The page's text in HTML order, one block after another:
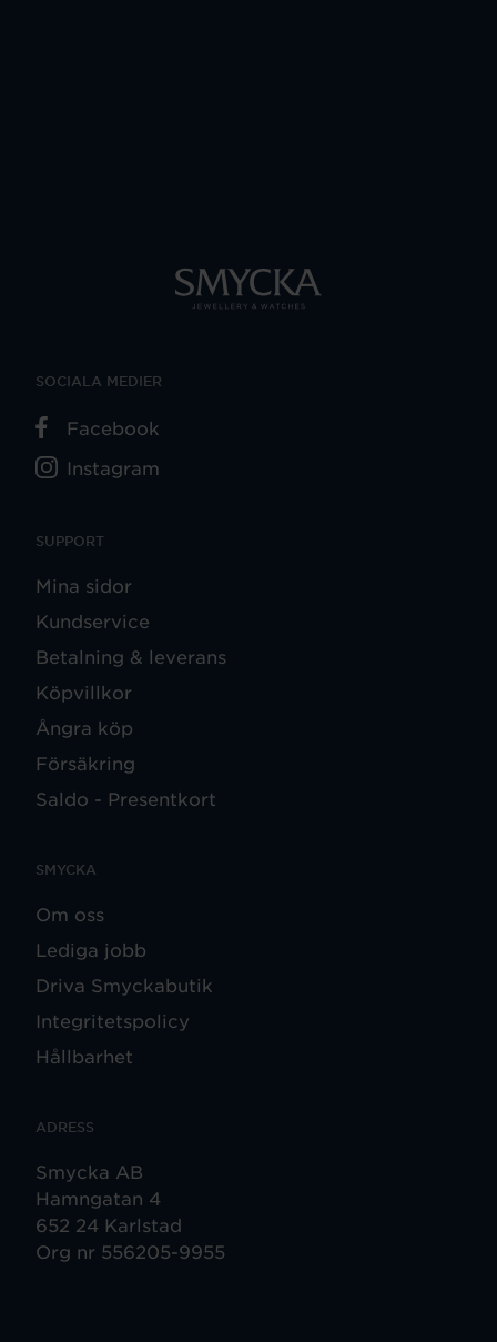
SUPPORT
Mina sidor
Kundservice
Betalning & leverans
Köpvillkor
Ångra köp
Försäkring
Saldo - Presentkort
SMYCKA
Om oss
Lediga jobb
Driva Smyckabutik
Integritetspolicy
Hållbarhet
ADRESS
Smycka AB
Hamngatan 4
652 24 Karlstad
Org nr 556205-9955
SOCIALA MEDIER
Facebook
Instagram